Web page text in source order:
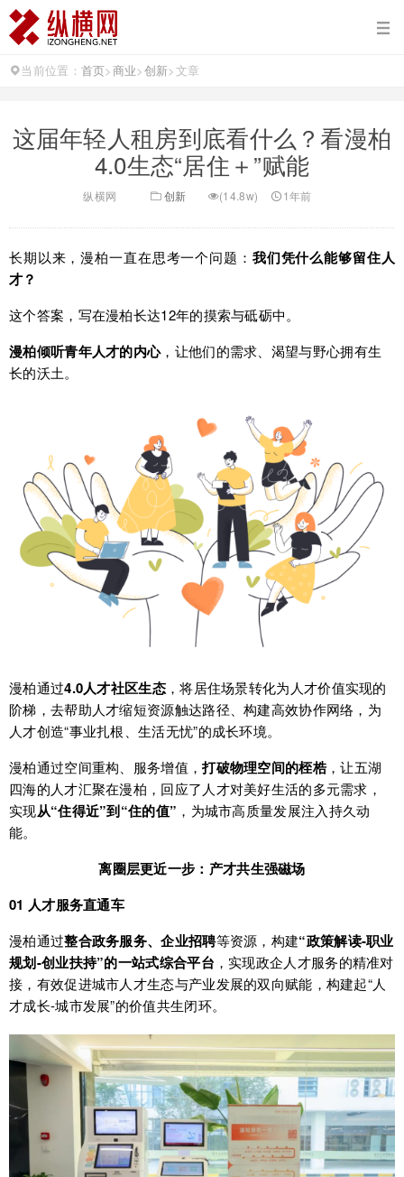
当前位置： 首页>商业>创新>文章
这届年轻人租房到底看什么？看漫柏
4.0生态“居住＋”赋能
纵横网 创新 (14.8w) 1年前
长期以来，漫柏一直在思考一个问题： 我们凭什么能够留住人
才？
这个答案，写在漫柏长达12年的摸索与砥砺中。
漫柏倾听青年人才的内心，让他们的需求、渴望与野心拥有生
长的沃土。
漫柏通过4.0人才社区生态，将居住场景转化为人才价值实现的
阶梯，去帮助人才缩短资源触达路径、构建高效协作网络，为
人才创造“事业扎根、生活无忧”的成长环境。
漫柏通过空间重构、服务增值，打破物理空间的桎梏，让五湖
四海的人才汇聚在漫柏，回应了人才对美好生活的多元需求，
实现从“住得近”到“住的值” ，为城市高质量发展注入持久动
能。
离圈层更近一步：产才共生强磁场
01 人才服务直通车
漫柏通过整合政务服务、企业招聘等资源，构建“政策解读-职业
规划-创业扶持”的一站式综合平台 ，实现政企人才服务的精准对
接，有效促进城市人才生态与产业发展的双向赋能，构建起“人
才成长-城市发展”的价值共生闭环。